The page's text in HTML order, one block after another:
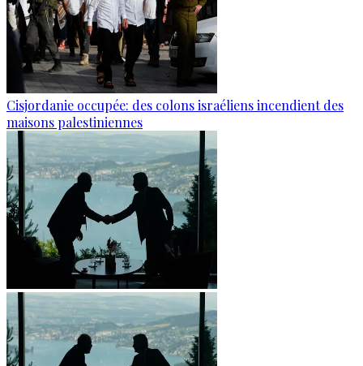
Cisjordanie occupée: des colons israéliens incendient des
maisons palestiniennes